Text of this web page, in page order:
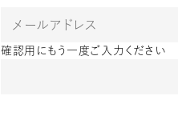
確認用にもう一度ご入力ください